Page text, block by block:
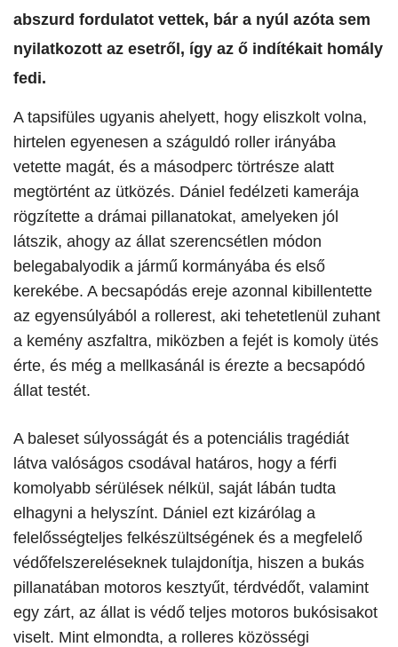
abszurd fordulatot vettek, bár a nyúl azóta sem
nyilatkozott az esetről, így az ő indítékait homály
fedi.
​A tapsifüles ugyanis ahelyett, hogy eliszkolt volna,
hirtelen egyenesen a száguldó roller irányába
vetette magát, és a másodperc törtrésze alatt
megtörtént az ütközés. Dániel fedélzeti kamerája
rögzítette a drámai pillanatokat, amelyeken jól
látszik, ahogy az állat szerencsétlen módon
belegabalyodik a jármű kormányába és első
kerekébe. A becsapódás ereje azonnal kibillentette
az egyensúlyából a rollerest, aki tehetetlenül zuhant
a kemény aszfaltra, miközben a fejét is komoly ütés
érte, és még a mellkasánál is érezte a becsapódó
állat testét.
​A baleset súlyosságát és a potenciális tragédiát
látva valóságos csodával határos, hogy a férfi
komolyabb sérülések nélkül, saját lábán tudta
elhagyni a helyszínt. Dániel ezt kizárólag a
felelősségteljes felkészültségének és a megfelelő
védőfelszereléseknek tulajdonítja, hiszen a bukás
pillanatában motoros kesztyűt, térdvédőt, valamint
egy zárt, az állat is védő teljes motoros bukósisakot
viselt. Mint elmondta, a rolleres közösségi